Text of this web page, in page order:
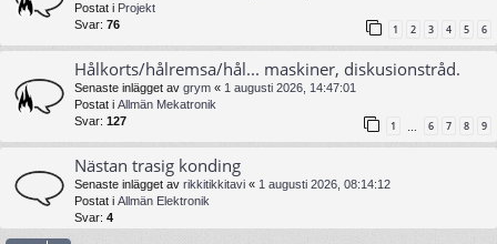
Postat i Projekt
Svar: 76 1 2 3 4 5 6
Hålkorts/hålremsa/hål... maskiner, diskusionstråd.
Senaste inlägget av grym « 1 augusti 2026, 14:47:01
Postat i Allmän Mekatronik
Svar: 127 1 … 6 7 8 9
Nästan trasig konding
Senaste inlägget av rikkitikkitavi « 1 augusti 2026, 08:14:12
Postat i Allmän Elektronik
Svar: 4